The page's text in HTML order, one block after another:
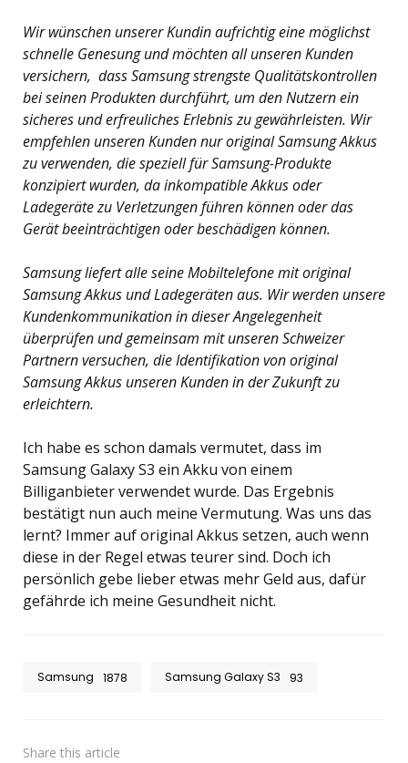
Wir wünschen unserer Kundin aufrichtig eine möglichst
schnelle Genesung und möchten all unseren Kunden
versichern, dass Samsung strengste Qualitätskontrollen
bei seinen Produkten durchführt, um den Nutzern ein
sicheres und erfreuliches Erlebnis zu gewährleisten. Wir
empfehlen unseren Kunden nur original Samsung Akkus
zu verwenden, die speziell für Samsung-Produkte
konzipiert wurden, da inkompatible Akkus oder
Ladegeräte zu Verletzungen führen können oder das
Gerät beeinträchtigen oder beschädigen können.
Samsung liefert alle seine Mobiltelefone mit original
Samsung Akkus und Ladegerätenaus. Wir werden unsere
Kundenkommunikation in dieser Angelegenheit
überprüfen und gemeinsam mit unseren Schweizer
Partnern versuchen, die Identifikation von original
Samsung Akkus unseren Kunden in der Zukunft zu
erleichtern.
Ich habe es schon damals vermutet, dass im
Samsung Galaxy S3 ein Akku von einem
Billiganbieter verwendet wurde. Das Ergebnis
bestätigt nun auch meine Vermutung. Was uns das
lernt? Immer auf original Akkus setzen, auch wenn
diese in der Regel etwas teurer sind. Doch ich
persönlich gebe lieber etwas mehr Geld aus, dafür
gefährde ich meine Gesundheit nicht.
Samsung 1878 Samsung Galaxy S3 93
Share this article